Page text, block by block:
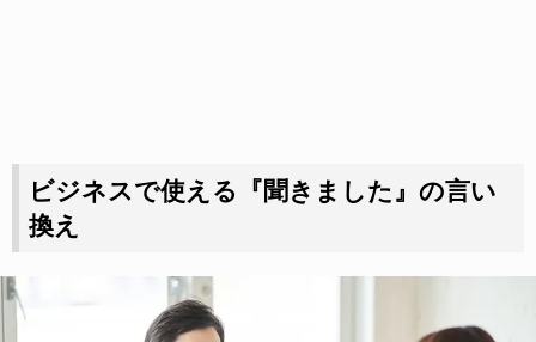
ビジネスで使える『聞きました』の言い
換え